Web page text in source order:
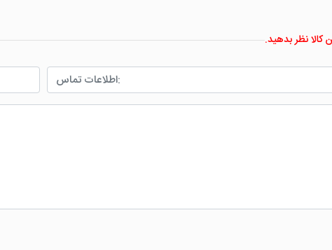
کالا نظر بدهید.